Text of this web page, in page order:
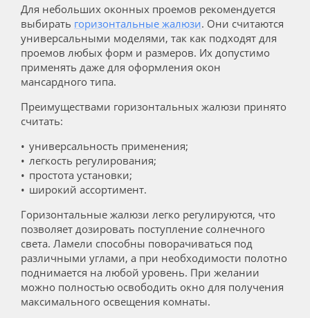
Для небольших оконных проемов рекомендуется
выбирать горизонтальные жалюзи. Они считаются
универсальными моделями, так как подходят для
проемов любых форм и размеров. Их допустимо
применять даже для оформления окон
мансардного типа.
Преимуществами горизонтальных жалюзи принято
считать:
универсальность применения;
легкость регулирования;
простота установки;
широкий ассортимент.
Горизонтальные жалюзи легко регулируются, что
позволяет дозировать поступление солнечного
света. Ламели способны поворачиваться под
различными углами, а при необходимости полотно
поднимается на любой уровень. При желании
можно полностью освободить окно для получения
максимального освещения комнаты.